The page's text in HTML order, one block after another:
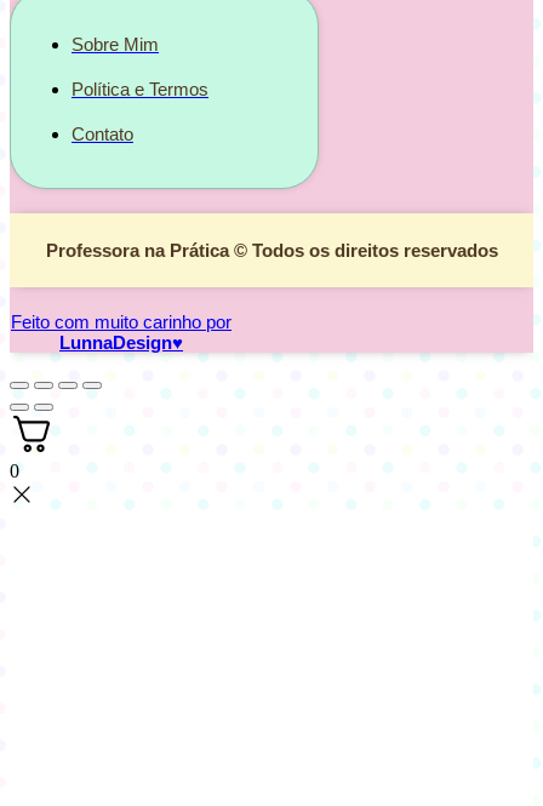
Sobre Mim
Política e Termos
Contato
Professora na Prática © Todos os direitos reservados
Feito com muito carinho por
LunnaDesign♥
0